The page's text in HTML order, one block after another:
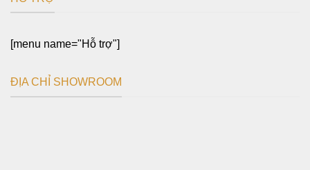
[menu name="Hỗ trợ"]
ĐỊA CHỈ SHOWROOM